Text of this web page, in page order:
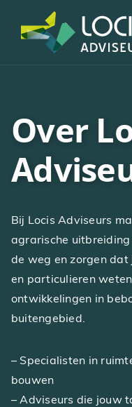
Over
Bij Locis Adviseurs
agrarische
de weg en zorgen dat
en particulieren
ontwikkelingen in
buitengebied.
– Specialisten in
bouwen
– Adviseurs die jouw